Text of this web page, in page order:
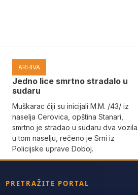
ARHIVA
Јedno lice smrtno stradalo u
sudaru
Muškarac čiji su inicijali M.M. /43/ iz
naselja Cerovica, opština Stanari,
smrtno je stradao u sudaru dva vozila
u tom naselju, rečeno je Srni iz
Policijske uprave Doboj.
PRETRAŽITE PORTAL